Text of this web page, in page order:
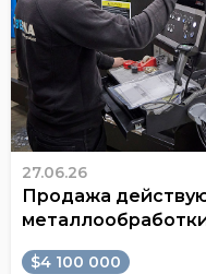
27.06.26
Продажа
$4 100 000